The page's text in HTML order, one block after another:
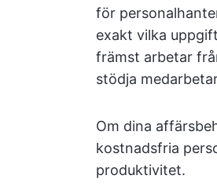
för
exakt vilka
främst arbetar
stödja
Om dina
kostnadsfria
produktivitet.